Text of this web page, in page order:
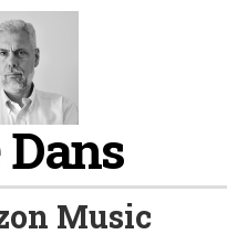
Dans
Music